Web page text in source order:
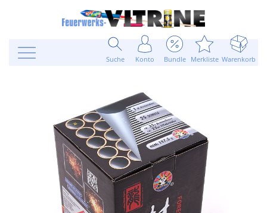
Suche Konto Bundle Merkliste Warenkorb